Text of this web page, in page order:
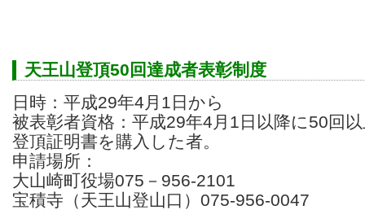
天王山登頂50回達成者表彰制度
日時：平成29年4月1日から
被表彰者資格：平成29年4月1日以降に50回
登頂証明書を購入した者。
申請場所：
大山崎町役場075－956-2101
宝積寺（天王山登山口）075-956-0047